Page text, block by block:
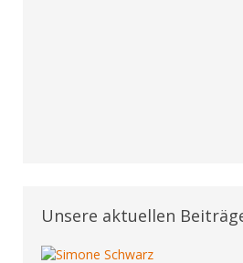
Unsere aktuellen